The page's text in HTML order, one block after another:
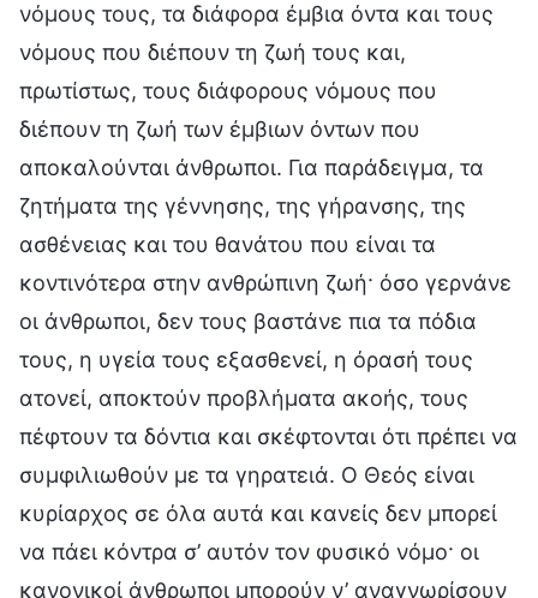
νόμους τους, τα διάφορα έμβια όντα και τους
νόμους που διέπουν τη ζωή τους και,
πρωτίστως, τους διάφορους νόμους που
διέπουν τη ζωή των έμβιων όντων που
αποκαλούνται άνθρωποι. Για παράδειγμα, τα
ζητήματα της γέννησης, της γήρανσης, της
ασθένειας και του θανάτου που είναι τα
κοντινότερα στην ανθρώπινη ζωή· όσο γερνάνε
οι άνθρωποι, δεν τους βαστάνε πια τα πόδια
τους, η υγεία τους εξασθενεί, η όρασή τους
ατονεί, αποκτούν προβλήματα ακοής, τους
πέφτουν τα δόντια και σκέφτονται ότι πρέπει να
συμφιλιωθούν με τα γηρατειά. Ο Θεός είναι
κυρίαρχος σε όλα αυτά και κανείς δεν μπορεί
να πάει κόντρα σ’ αυτόν τον φυσικό νόμο· οι
κανονικοί άνθρωποι μπορούν ν’ αναγνωρίσουν